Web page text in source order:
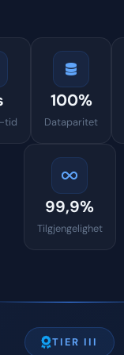
tid
100%
Dataparitet
99,9%
Tilgjengelighet
TIER III